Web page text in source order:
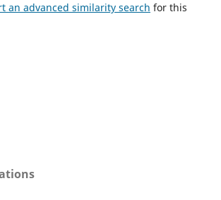
an advanced similarity search for this